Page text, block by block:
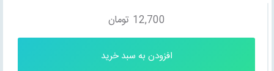
12,700 تومان
افزودن به سبد خرید